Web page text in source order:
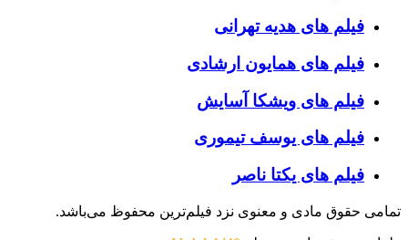
فیلم های هدیه تهرانی
فیلم های همایون ارشادی
فیلم های ویشکا آسایش
فیلم های یوسف تیموری
فیلم های یکتا ناصر
تمامی حقوق مادی و معنوی نزد فیلم‌ترین محفوظ می‌باشد.